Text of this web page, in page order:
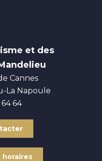
et des
Cannes
La Napoule
64
horaires